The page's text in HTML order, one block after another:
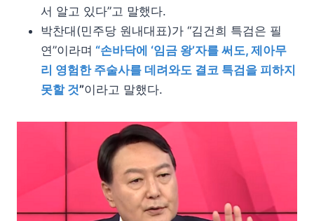
서 알고 있다”고 말했다.
박찬대(민주당 원내대표)가 “김건희 특검은 필
연”이라며 “손바닥에 ‘임금 왕’자를 써도, 제아무
리 영험한 주술사를 데려와도 결코 특검을 피하지
못할 것”이라고 말했다.